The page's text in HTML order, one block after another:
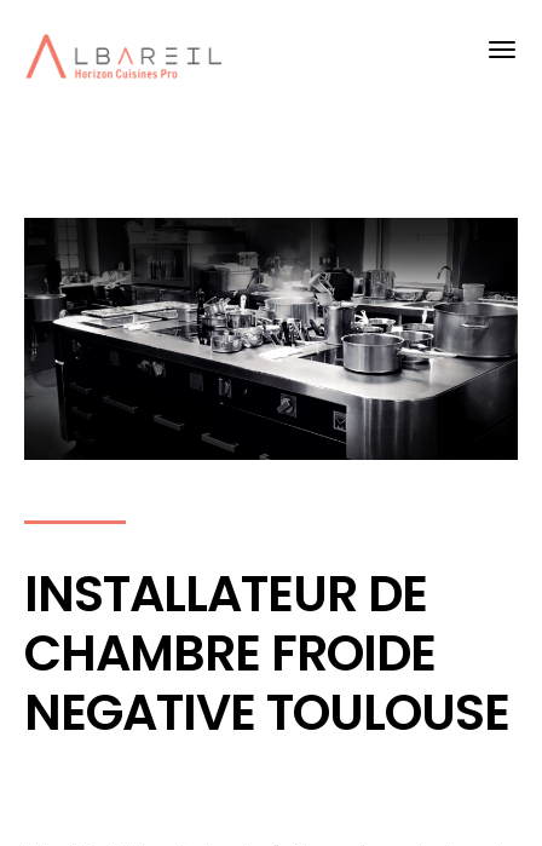
INSTALLATEUR DE
CHAMBRE FROIDE
NEGATIVE TOULOUSE